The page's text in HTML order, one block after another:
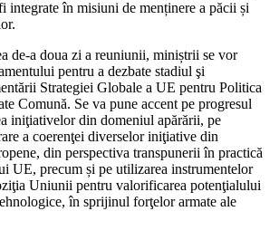
integrate în misiuni de menținere a păcii și
de-a doua zi a reuniunii, miniștrii se vor
pentru a dezbate stadiul şi
Strategiei Globale a UE pentru Politica
Comună. Se va pune accent pe progresul
iniţiativelor din domeniul apărării, pe
a coerenţei diverselor iniţiative din
din perspectiva transpunerii în practică
UE, precum și pe utilizarea instrumentelor
Uniunii pentru valorificarea potenţialului
în sprijinul forţelor armate ale